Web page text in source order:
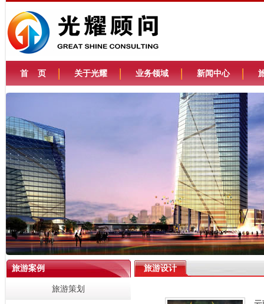
首 页 关于光耀 业务领域 新闻中心
旅游案例
旅游策划
旅游设计